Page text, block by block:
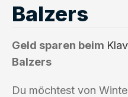
Balzers
Geld sparen beim
Balzers
Du möchtest von